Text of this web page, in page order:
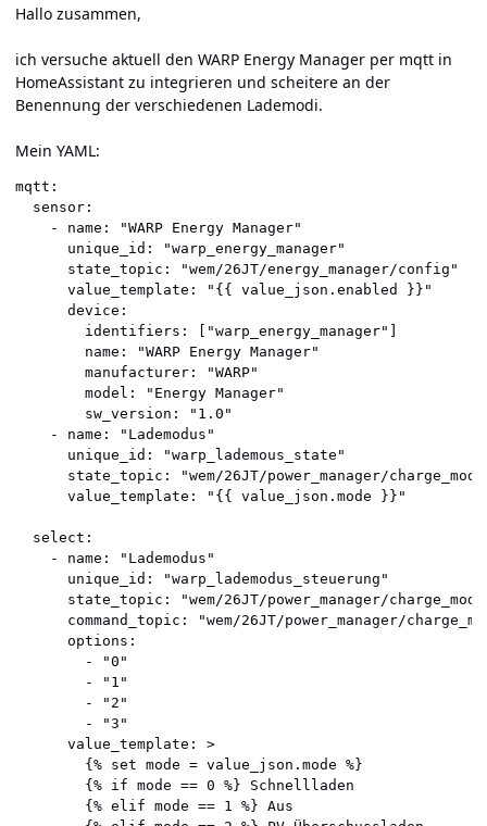
Hallo zusammen,
ich versuche aktuell den WARP Energy Manager per mqtt in
HomeAssistant zu integrieren und scheitere an der
Benennung der verschiedenen Lademodi.
Mein YAML:
mqtt:
  sensor:
    - name: "WARP Energy Manager"
      unique_id: "warp_energy_manager"
      state_topic: "wem/26JT/energy_manager/config"
      value_template: "{{ value_json.enabled }}"
      device:
        identifiers: ["warp_energy_manager"]
        name: "WARP Energy Manager"
        manufacturer: "WARP"
        model: "Energy Manager"
        sw_version: "1.0"
    - name: "Lademodus"
      unique_id: "warp_lademous_state"
state_topic: "wem/26JT/power_manager/
      value_template: "{{ value_json.mode }}"
  select:
    - name: "Lademodus"
      unique_id: "warp_lademodus_steuerung"
state_topic: "wem/26JT/power_manager/
command_topic: "wem/26JT/power_manager/
      options:
        - "0"
        - "1"
        - "2"
        - "3"
      value_template: >
        {% set mode = value_json.mode %}
        {% if mode == 0 %} Schnellladen
        {% elif mode == 1 %} Aus